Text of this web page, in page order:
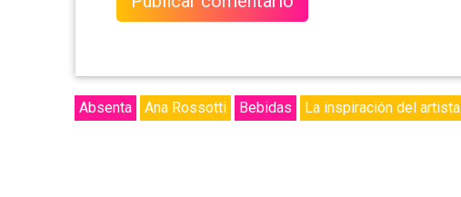
Absenta Ana Rossotti Bebidas La inspiración del artista